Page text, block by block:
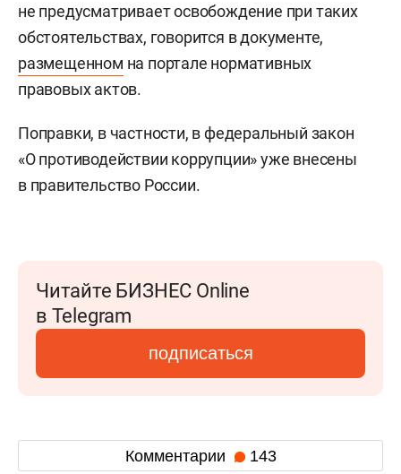
не предусматривает освобождение при таких
обстоятельствах, говорится в документе,
размещенном на портале нормативных
правовых актов.
Поправки, в частности, в федеральный закон
«О противодействии коррупции» уже внесены
в правительство России.
Читайте БИЗНЕС Online
в Telegram
подписаться
Комментарии 143